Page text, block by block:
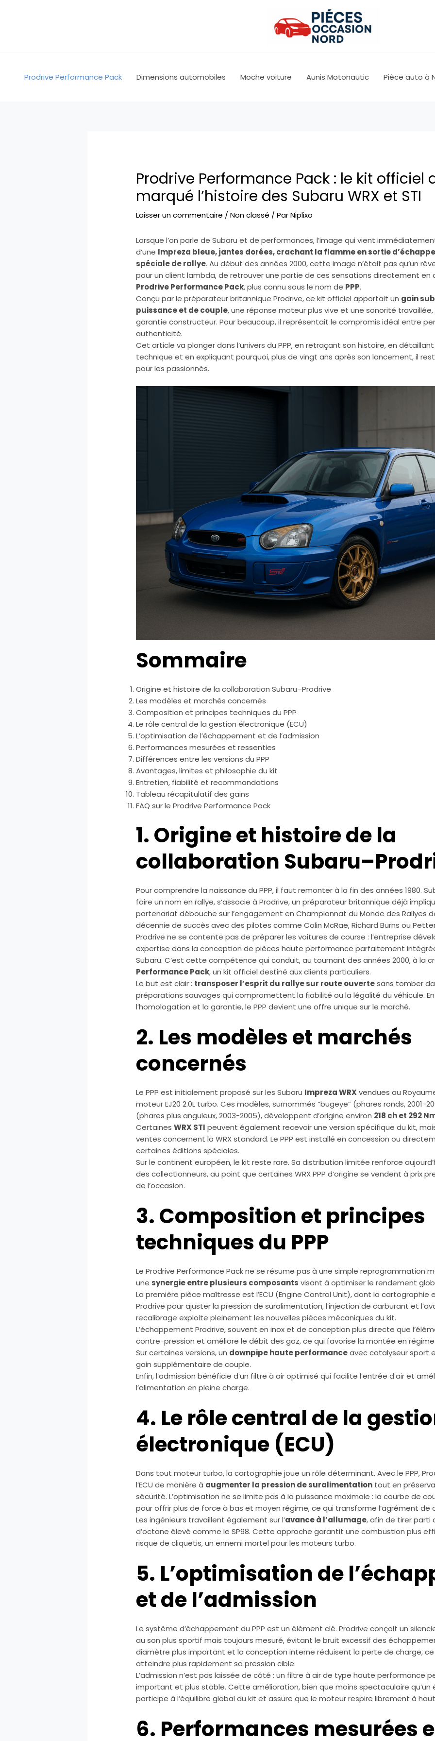
Prodrive Performance Pack Dimensions automobiles Moche voiture Aunis Motonautic Pièce auto à
Prodrive Performance Pack : le kit officiel
marqué l’histoire des Subaru WRX et STI
Laisser un commentaire /Non classé / ParNiplixo
Lorsque l’on parle de Subaru et de performances, l’image qui vient
d’une Impreza bleue, jantes dorées, crachant la flamme en sortie
spéciale de rallye. Au début des années 2000, cette image n’était pas qu’un
pour un client lambda, de retrouver une partie de ces sensations directement en
Prodrive Performance Pack, plus connu sous le nom de PPP.
Conçu par le préparateur britannique Prodrive, ce kit officiel apportait un gain
puissance et de couple, une réponse moteur plus vive et une sonorité
garantie constructeur. Pour beaucoup, il représentait le compromis idéal entre
authenticité.
Cet article va plonger dans l’univers du PPP, en retraçant son histoire, en
technique et en expliquant pourquoi, plus de vingt ans après son lancement, il
pour les passionnés.
Sommaire
Origine et histoire de la collaboration Subaru–Prodrive
Les modèles et marchés concernés
Composition et principes techniques du PPP
Le rôle central de la gestion électronique (ECU)
L’optimisation de l’échappement et de l’admission
Performances mesurées et ressenties
Différences entre les versions du PPP
Avantages, limites et philosophie du kit
Entretien, fiabilité et recommandations
Tableau récapitulatif des gains
FAQ sur le Prodrive Performance Pack
1. Origine et histoire de la
collaboration
Pour comprendre la naissance du PPP, il faut remonter à la fin des années 1980.
faire un nom en rallye, s’associe à Prodrive, un préparateur britannique déjà
partenariat débouche sur l’engagement en Championnat du Monde des Rallyes
décennie de succès avec des pilotes comme Colin McRae, Richard Burns ou
Prodrive ne se contente pas de préparer les voitures de course : l’entreprise
expertise dans la conception de pièces haute performance parfaitement
Subaru. C’est cette compétence qui conduit, au tournant des années 2000, à la
Performance Pack, un kit officiel destiné aux clients particuliers.
Le but est clair : transposer l’esprit du rallye sur route ouvertesans tomber
préparations sauvages qui compromettent la fiabilité ou la légalité du véhicule.
l’homologation et la garantie, le PPP devient une offre unique sur le marché.
2. Les modèles et marchés
concernés
Le PPP est initialement proposé sur les Subaru Impreza WRX vendues au
moteur EJ20 2.0L turbo. Ces modèles, surnommés “bugeye” (phares ronds, 2001-
(phares plus anguleux, 2003-2005), développent d’origine environ 218 ch et 292
CertainesWRX STI peuvent également recevoir une version spécifique du kit,
ventes concernent la WRX standard. Le PPP est installé en concession ou
certaines éditions spéciales.
Sur le continent européen, le kit reste rare. Sa distribution limitée renforce
des collectionneurs, au point que certaines WRX PPP d’origine se vendent à prix
de l’occasion.
3. Composition et principes
techniques du PPP
Le Prodrive Performance Pack ne se résume pas à une simple reprogrammation
une synergie entre plusieurs composants visant à optimiser le rendement
La première pièce maîtresse est l’ECU (Engine Control Unit), dont la cartographie
Prodrive pour ajuster la pression de suralimentation, l’injection de carburant et
recalibrage exploite pleinement les nouvelles pièces mécaniques du kit.
L’échappement Prodrive, souvent en inox et de conception plus directe que
contre-pression et améliore le débit des gaz, ce qui favorise la montée en
Sur certaines versions, un downpipe haute performanceavec catalyseur sport
gain supplémentaire de couple.
Enfin, l’admission bénéficie d’un filtre à air optimisé qui facilite l’entrée d’air et
l’alimentation en pleine charge.
4. Le rôle central de la
électronique (ECU)
Dans tout moteur turbo, la cartographie joue un rôle déterminant. Avec le PPP,
l’ECU de manière à augmenter la pression de suralimentation tout en
sécurité. L’optimisation ne se limite pas à la puissance maximale : la courbe de
pour offrir plus de force à bas et moyen régime, ce qui transforme l’agrément de
Les ingénieurs travaillent également sur l’avance à l’allumage, afin de tirer parti
d’octane élevé comme le SP98. Cette approche garantit une combustion plus
risque de cliquetis, un ennemi mortel pour les moteurs turbo.
5. L’optimisation de
et de l’admission
Le système d’échappement du PPP est un élément clé. Prodrive conçoit un
au son plus sportif mais toujours mesuré, évitant le bruit excessif des
diamètre plus important et la conception interne réduisent la perte de charge,
atteindre plus rapidement sa pression cible.
L’admission n’est pas laissée de côté : un filtre à air de type haute performance
important et plus stable. Cette amélioration, bien que moins spectaculaire qu’un
participe à l’équilibre global du kit et assure que le moteur respire librement à
6. Performances mesurées